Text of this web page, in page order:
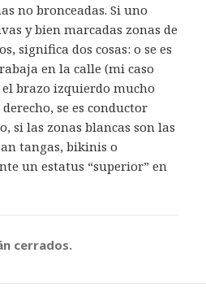
no bronceadas. Si uno
y bien marcadas zonas de
significa dos cosas: o se es
en la calle (mi caso
brazo izquierdo mucho
se es conductor
si las zonas blancas son las
tangas, bikinis o
un estatus “superior” en
cerrados.